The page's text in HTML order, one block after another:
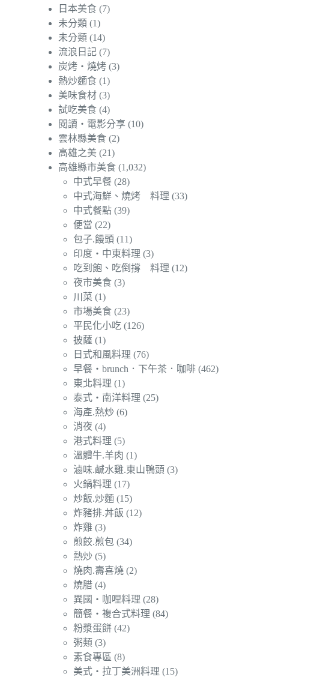
日本美食 (7)
未分類 (1)
未分類 (14)
流浪日記 (7)
炭烤‧燒烤 (3)
熱炒麵食 (1)
美味食材 (3)
試吃美食 (4)
閱讀‧電影分享 (10)
雲林縣美食 (2)
高雄之美 (21)
高雄縣市美食 (1,032)
中式早餐 (28)
中式海鮮、燒烤 料理 (33)
中式餐點 (39)
便當 (22)
包子.饅頭 (11)
印度‧中東料理 (3)
吃到飽、吃倒撐 料理 (12)
夜市美食 (3)
川菜 (1)
市場美食 (23)
平民化小吃 (126)
披薩 (1)
日式和風料理 (76)
早餐‧brunch．下午茶．咖啡 (462)
東北料理 (1)
泰式‧南洋料理 (25)
海產.熱炒 (6)
消夜 (4)
港式料理 (5)
溫體牛.羊肉 (1)
滷味.鹹水雞.東山鴨頭 (3)
火鍋料理 (17)
炒飯.炒麵 (15)
炸豬排.丼飯 (12)
炸雞 (3)
煎餃.煎包 (34)
熱炒 (5)
燒肉.壽喜燒 (2)
燒腊 (4)
異國‧咖哩料理 (28)
簡餐‧複合式料理 (84)
粉漿蛋餅 (42)
粥類 (3)
素食專區 (8)
美式‧拉丁美洲料理 (15)